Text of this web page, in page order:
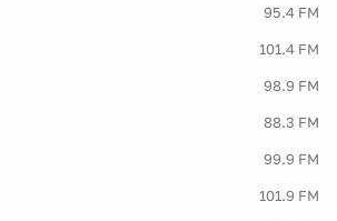
95.4 FM
101.4 FM
98.9 FM
88.3 FM
99.9 FM
101.9 FM